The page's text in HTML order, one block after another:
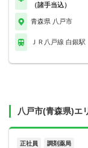
（諸手当込）
青森県 八戸市
ＪＲ八戸線 白銀駅
八戸市(青森県)エ
正社員 調剤薬局